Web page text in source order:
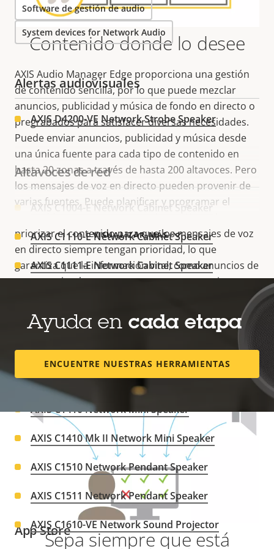
Contenido donde lo desee
AXIS Audio Manager Edge proporciona una gestión
de contenido sencilla, por lo que puede mezclar
anuncios, publicidad y música de fondo en directo o
pregrabados para satisfacer diversas necesidades.
Puede enviar anuncios, publicidad y música desde
una única fuente para cada tipo de contenido en
hasta 20 zonas a través de hasta 200 altavoces. Pero
los mensajes de voz en directo pueden provenir de
varias fuentes. Puede planificar y programar el
priorizar el contenido para que los mensajes de voz
en directo siempre tengan prioridad, lo que
garantiza que la información vital, como anuncios de
emergencia y buscapersonas, se entregue siempre
Sepa siempre que está
Software de gestión de audio
System devices for Network Audio
VISUALIZAR MÁS
Alertas audiovisuales
AXIS D4200-VE Network Strobe Speaker
Altavoces de red
AXIS C1004-E Network Cabinet Speaker
AXIS C1110-E Network Cabinet Speaker
AXIS C1111-E Network Cabinet Speaker
AXIS C1211-E Network Ceiling Speaker
AXIS C1310-E Network Horn Speaker
AXIS C1310-E Mk II Network Horn Speaker
AXIS C1410 Network Mini Speaker
AXIS C1410 Mk II Network Mini Speaker
AXIS C1510 Network Pendant Speaker
AXIS C1511 Network Pendant Speaker
AXIS C1610-VE Network Sound Projector
Ayuda en cada etapa
ENCUENTRE NUESTRAS HERRAMIENTAS
Descargar
Aplicación AXIS Audio Manager Mobile en
App Store